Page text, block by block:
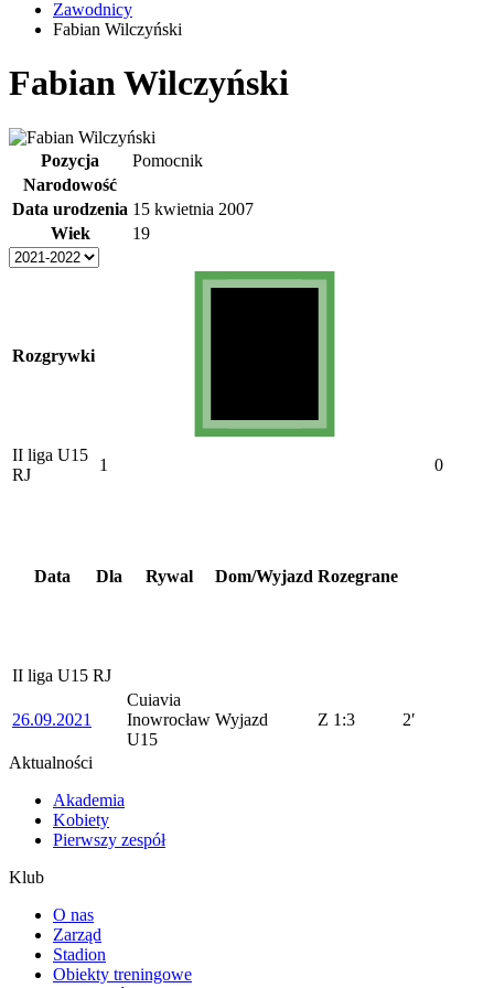
Zawodnicy
Fabian Wilczyński
Fabian Wilczyński
Pozycja
Pomocnik
Narodowość
Data urodzenia 15 kwietnia 2007
Wiek
19
Rozgrywki
II liga U15
RJ
1 0
Data Dla Rywal Dom/Wyjazd Rozegrane
II liga U15 RJ
26.09.2021
Cuiavia
Inowrocław
U15
Wyjazd Z 1:3 2′
Aktualności
Akademia
Kobiety
Pierwszy zespół
Klub
O nas
Zarząd
Stadion
Obiekty treningowe